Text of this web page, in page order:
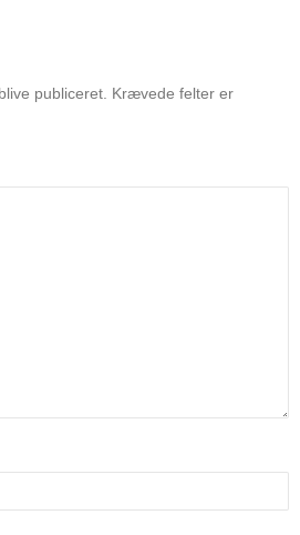
publiceret. Krævede felter er